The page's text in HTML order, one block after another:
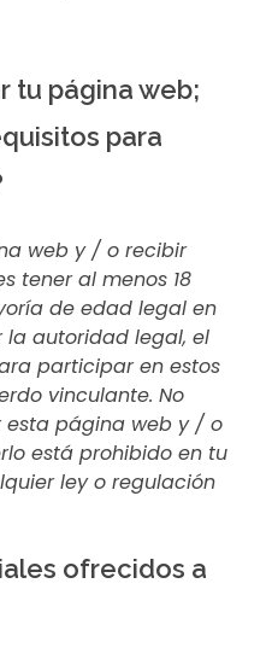
tu página web;
para
web y / o recibir
tener al menos 18
de edad legal en
la autoridad legal, el
participar en estos
vinculante. No
esta página web y / o
está prohibido en tu
ley o regulación
ofrecidos a